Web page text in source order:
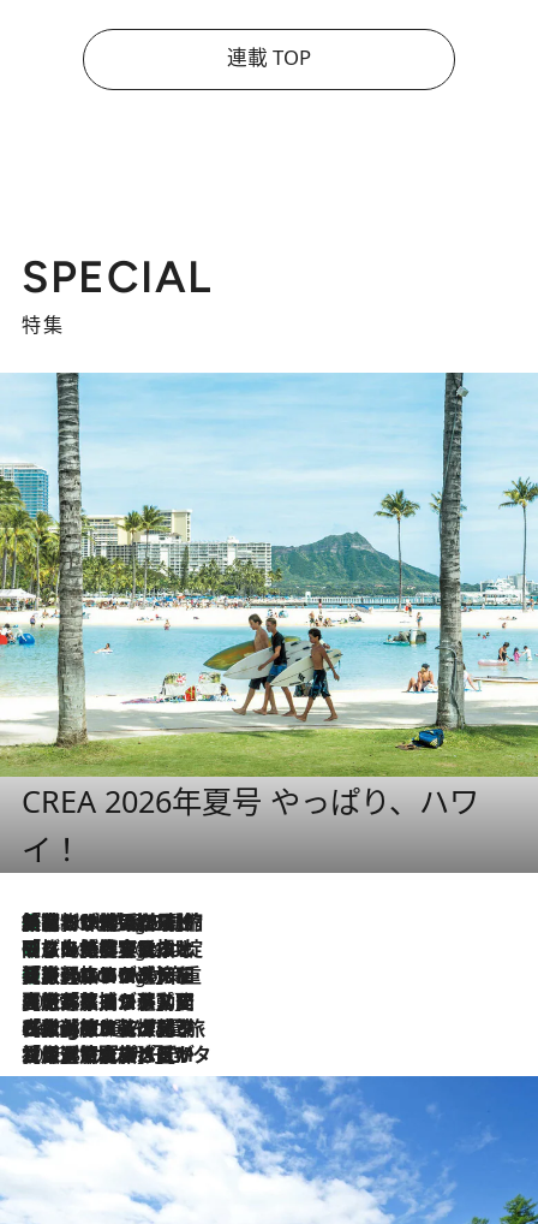
連載 TOP
SPECIAL
特集
CREA 2026年夏号 やっぱり、ハワ
イ！
7 Hours Ago
「荷物が増えるほど旅ストレスは増す」美容ジャーナリストがたどり着いた最終結論。“化粧品を劇的に減らす”感動の凝縮美容とは
7 Hours Ago
「旅先には金髪ウィッグを持参」日本と同じメイクでは損してる!? 美容ジャーナリストが提案する“掟破りの旅美容”とは
7 Hours Ago
【厳選旅コスメ】「身軽さ＆UV対策重視！」ヘアアーティストshucoが選んだ夏旅ベストコスメを発表【Mサイズジップ】
2026.8.5
【厳選旅コスメ】国内をあちこち移動する河井菜摘が選んだ夏旅ベストコスメ発表！「リラックスアイテムはマスト」【Mサイズジップ】
2026.8.4
【厳選旅コスメ】「紫外線＆乾燥対策しながらメイク感も！」ヘア＆メイクGeorgeが選んだ夏旅ベストコスメを発表！【Mサイズジップ】
2026.8.3
【厳選旅コスメ】「保湿もタイパ重視！」“サウナ好き”タレント清水みさとが愛用する夏旅ベストコスメを発表！【Mサイズジップ】